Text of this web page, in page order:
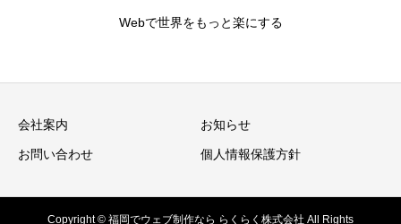
Webで世界をもっと楽にする
会社案内 お知らせ
お問い合わせ 個人情報保護方針
Copyright © 福岡でウェブ制作なら らくらく株式会社 All Rights